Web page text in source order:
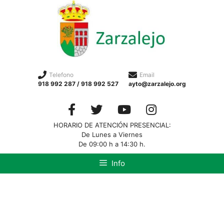
Telefono
918 992 287 / 918 992 527
Email
ayto@zarzalejo.org
HORARIO DE ATENCIÓN PRESENCIAL:
De Lunes a Viernes
De 09:00 h a 14:30 h.
Info